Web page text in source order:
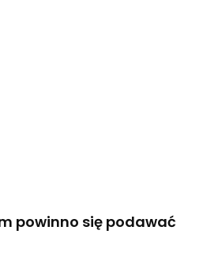
powinno się podawać